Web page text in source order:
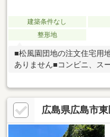
建築条件なし
整形地
■松風園団地の注文住宅用
ありません■コンビニ、ス
広島県広島市